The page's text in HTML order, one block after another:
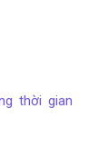
thời gian